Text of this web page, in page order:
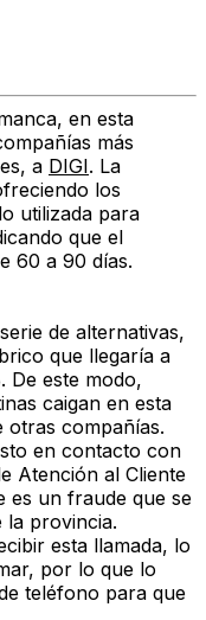
en esta
más
a DIGI. La
los
utilizada para
que el
60 a 90 días.
de alternativas,
que llegaría a
De este modo,
caigan en esta
otras compañías.
en contacto con
Atención al Cliente
es un fraude que se
la provincia.
esta llamada, lo
por lo que lo
teléfono para que